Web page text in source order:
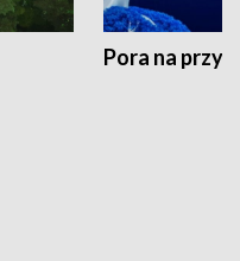
Pora na